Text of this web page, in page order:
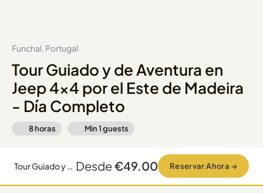
Funchal, Portugal
Tour Guiado y de Aventura en
Jeep 4x4 por el Este de Madeira
- Día Completo
8 horas Min1guests
Tour Guiado y de Aventura en Jeep 4x4 por el Este de Madeira - Día Completo Desde€49.00 Reservar Ahora →